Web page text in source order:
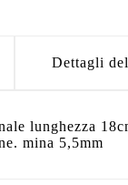
Dettagli
lunghezza
mina 5,5mm